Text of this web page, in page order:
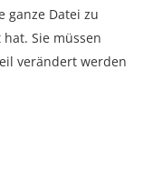
ganze Datei zu
Sie müssen
verändert werden